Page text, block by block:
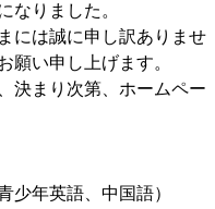
なりました。
には誠に申し訳ありませ
願い申し上げます。
決まり次第、ホームペー
年英語、中国語）